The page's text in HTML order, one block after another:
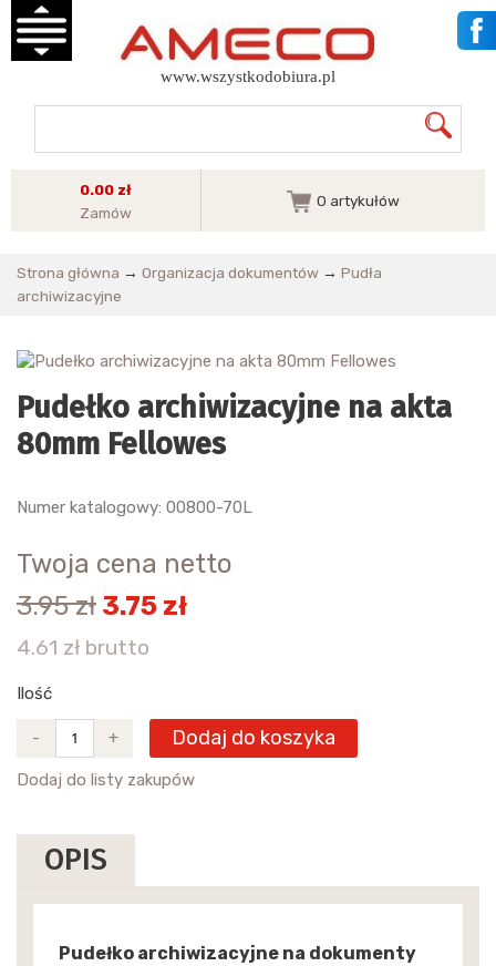
www.wszystkodobiura.pl
0.00 zł
Zamów
0 artykułów
Strona główna → Organizacja dokumentów → Pudła
archiwizacyjne
Pudełko archiwizacyjne na akta
80mm Fellowes
Numer katalogowy: 00800-70L
Twoja cena netto
3.95 zł 3.75 zł
4.61 zł brutto
Ilość
- + Dodaj do koszyka
Dodaj do listy zakupów
OPIS
Pudełko archiwizacyjne na dokumenty